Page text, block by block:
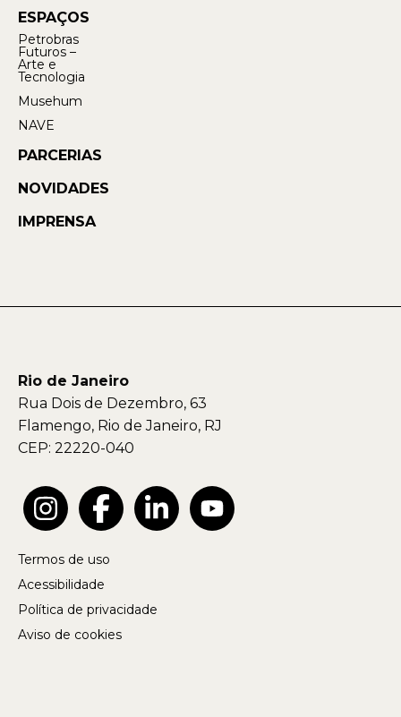
ESPAÇOS
Petrobras
Futuros –
Arte e
Tecnologia
Musehum
NAVE
PARCERIAS
NOVIDADES
IMPRENSA
Rio de Janeiro
Rua Dois de Dezembro, 63
Flamengo, Rio de Janeiro, RJ
CEP: 22220-040
Termos de uso
Acessibilidade
Política de privacidade
Aviso de cookies